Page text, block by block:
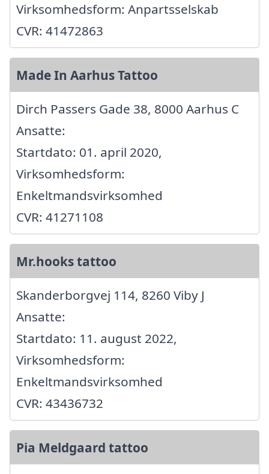
Virksomhedsform: Anpartsselskab
CVR: 41472863
Made In Aarhus Tattoo
Dirch Passers Gade 38, 8000 Aarhus C
Ansatte:
Startdato: 01. april 2020,
Virksomhedsform:
Enkeltmandsvirksomhed
CVR: 41271108
Mr.hooks tattoo
Skanderborgvej 114, 8260 Viby J
Ansatte:
Startdato: 11. august 2022,
Virksomhedsform:
Enkeltmandsvirksomhed
CVR: 43436732
Pia Meldgaard tattoo